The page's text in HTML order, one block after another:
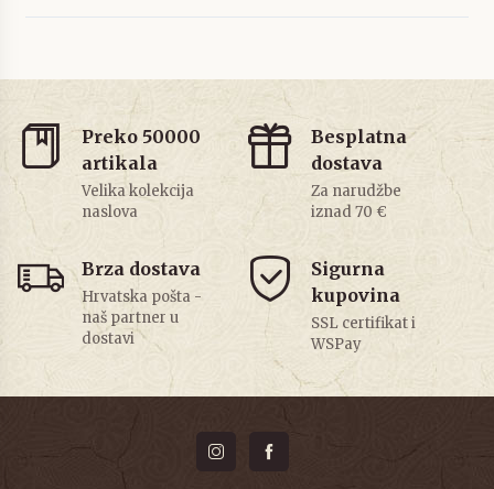
Preko 50000
artikala
Velika kolekcija
naslova
Besplatna
dostava
Za narudžbe
iznad 70 €
Brza dostava
Hrvatska pošta -
naš partner u
dostavi
Sigurna
kupovina
SSL certifikat i
WSPay